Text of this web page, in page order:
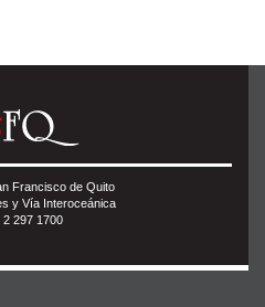
Francisco de Quito
y Vía Interoceánica
2 297 1700